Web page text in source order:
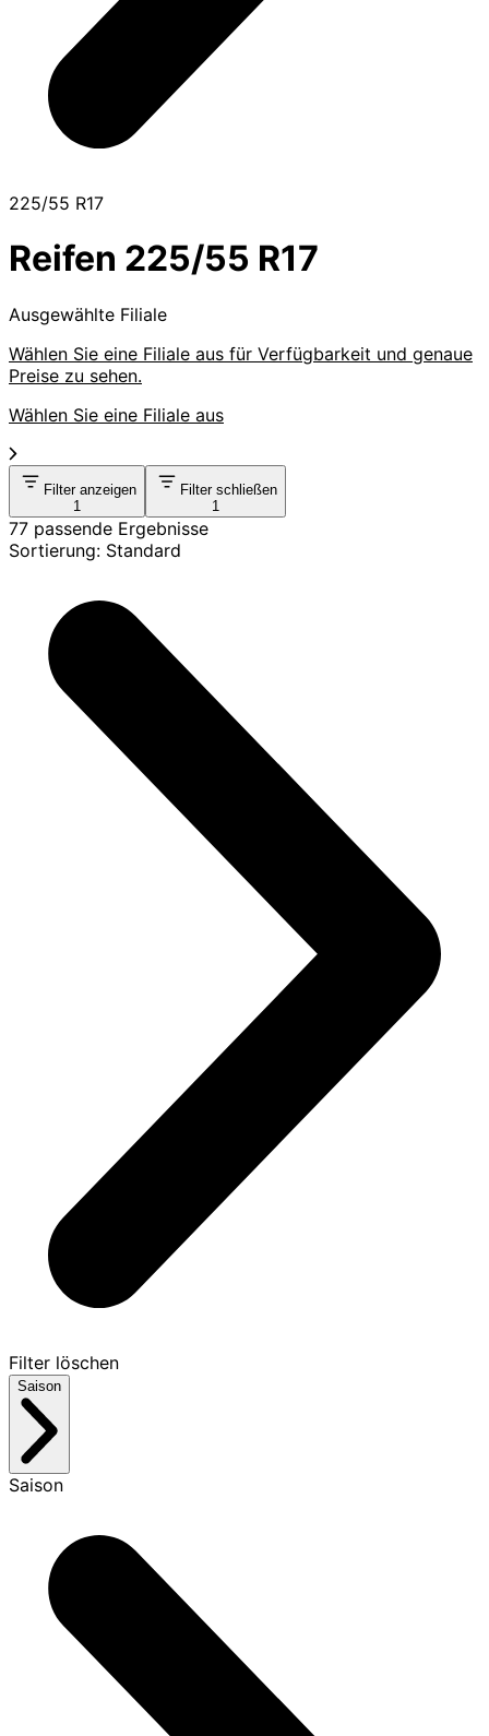
225/55 R17
Reifen 225/55 R17
Ausgewählte Filiale
Wählen Sie eine Filiale aus für Verfügbarkeit und genaue
Preise zu sehen.
Wählen Sie eine Filiale aus
Filter anzeigen
1
Filter schließen
1
77 passende Ergebnisse
Sortierung: Standard
Filter löschen
Saison
Saison